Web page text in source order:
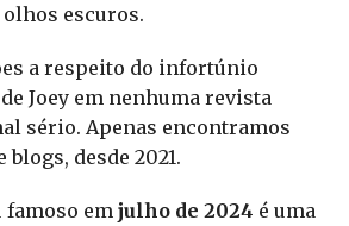
escuros.
a respeito do infortúnio
Joey em nenhuma revista
sério. Apenas encontramos
desde 2021.
famoso em julho de 2024 é uma